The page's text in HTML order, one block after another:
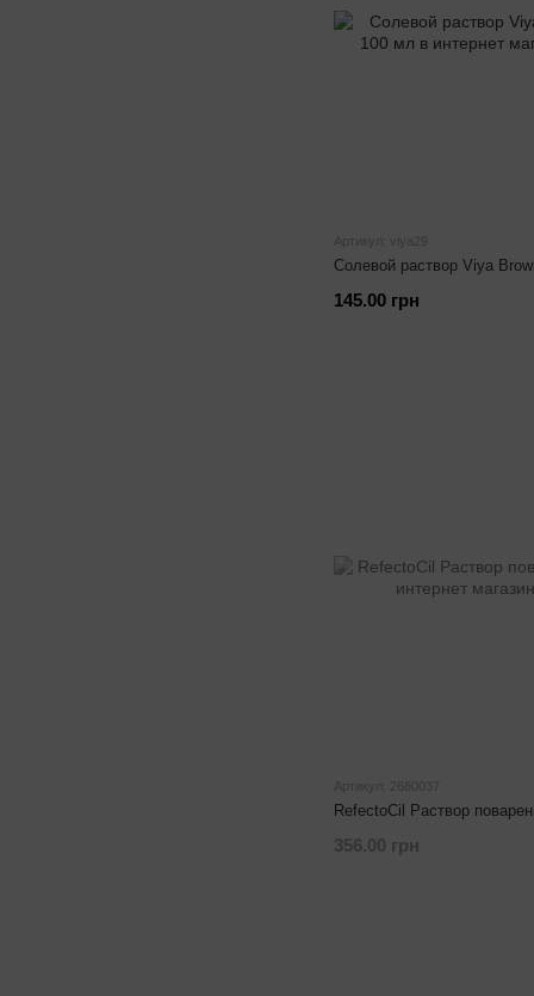
Артикул: viya29
Солевой раствор Viya
145.00 грн
Артикул: 2680037
RefectoCil Раствор
356.00 грн